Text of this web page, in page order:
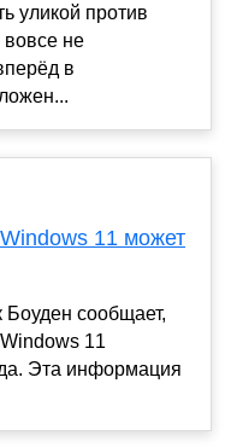
уликой против
не
в
11 может
Боуден сообщает,
11
Эта информация